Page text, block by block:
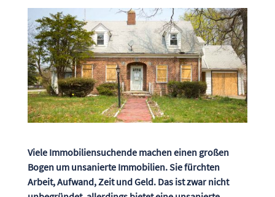
Viele Immobiliensuchende machen einen großen
Bogen um unsanierte Immobilien. Sie fürchten
Arbeit, Aufwand, Zeit und Geld. Das ist zwar nicht